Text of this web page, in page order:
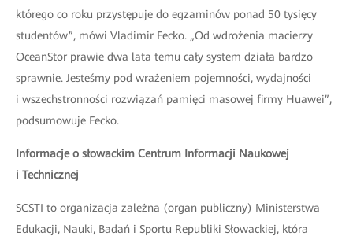
którego co roku przystępuje do egzaminów ponad 50 tysięcy
studentów”, mówi Vladimir Fecko. „Od wdrożenia macierzy
OceanStor prawie dwa lata temu cały system działa bardzo
sprawnie. Jesteśmy pod wrażeniem pojemności, wydajności
i wszechstronności rozwiązań pamięci masowej firmy Huawei”,
podsumowuje Fecko.
Informacje o słowackim Centrum Informacji Naukowej
i Technicznej
SCSTI to organizacja zależna (organ publiczny) Ministerstwa
Edukacji, Nauki, Badań i Sportu Republiki Słowackiej, która